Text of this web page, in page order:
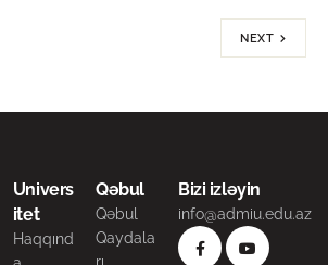
NEXT
Univers
itet
Haqqınd
Qəbul
Qəbul
Qaydala
Bizi izləyin
info@admiu.edu.az